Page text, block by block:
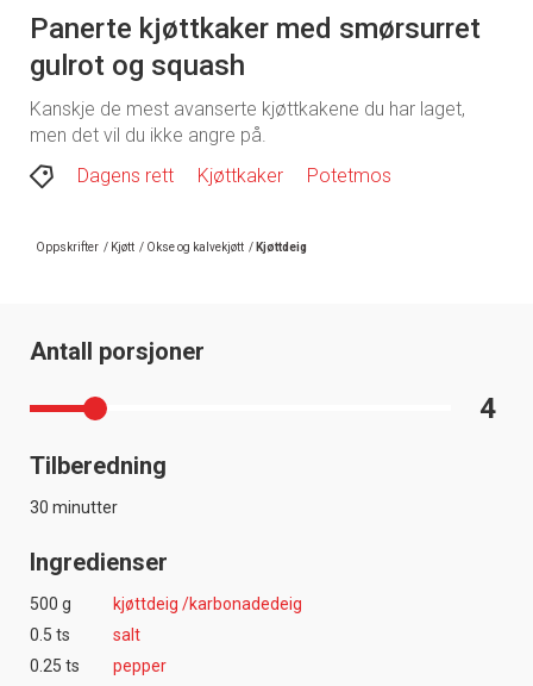
Panerte kjøttkaker med smørsurret
gulrot og squash
Kanskje de mest avanserte kjøttkakene du har laget,
men det vil du ikke angre på.
Dagens rett
Kjøttkaker Potetmos
Oppskrifter / Kjøtt / Okse og kalvekjøtt / Kjøttdeig
Antall porsjoner
4
Tilberedning
30 minutter
Ingredienser
500 g
kjøttdeig /karbonadedeig
0.5 ts
salt
0.25 ts
pepper